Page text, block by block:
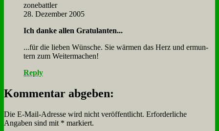
zone­batt­ler
28. Dezember 2005
Ich dan­ke al­len Gra­tu­lan­ten...
...für die lie­ben Wün­sche. Sie wär­men das Herz und er­mun­
tern zum Wei­ter­ma­chen!
Reply
Kommentar abgeben:
Die E-Mail-Adresse wird nicht veröffentlicht. Erforderliche
Angaben sind mit * markiert.